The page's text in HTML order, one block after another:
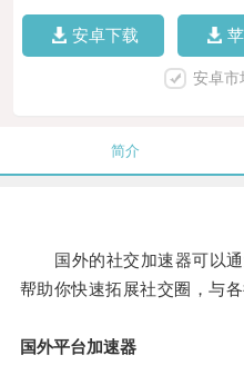
安卓下载
安卓市
简介
国外的社交加速器可以通
帮助你快速拓展社交圈，与
国外平台加速器